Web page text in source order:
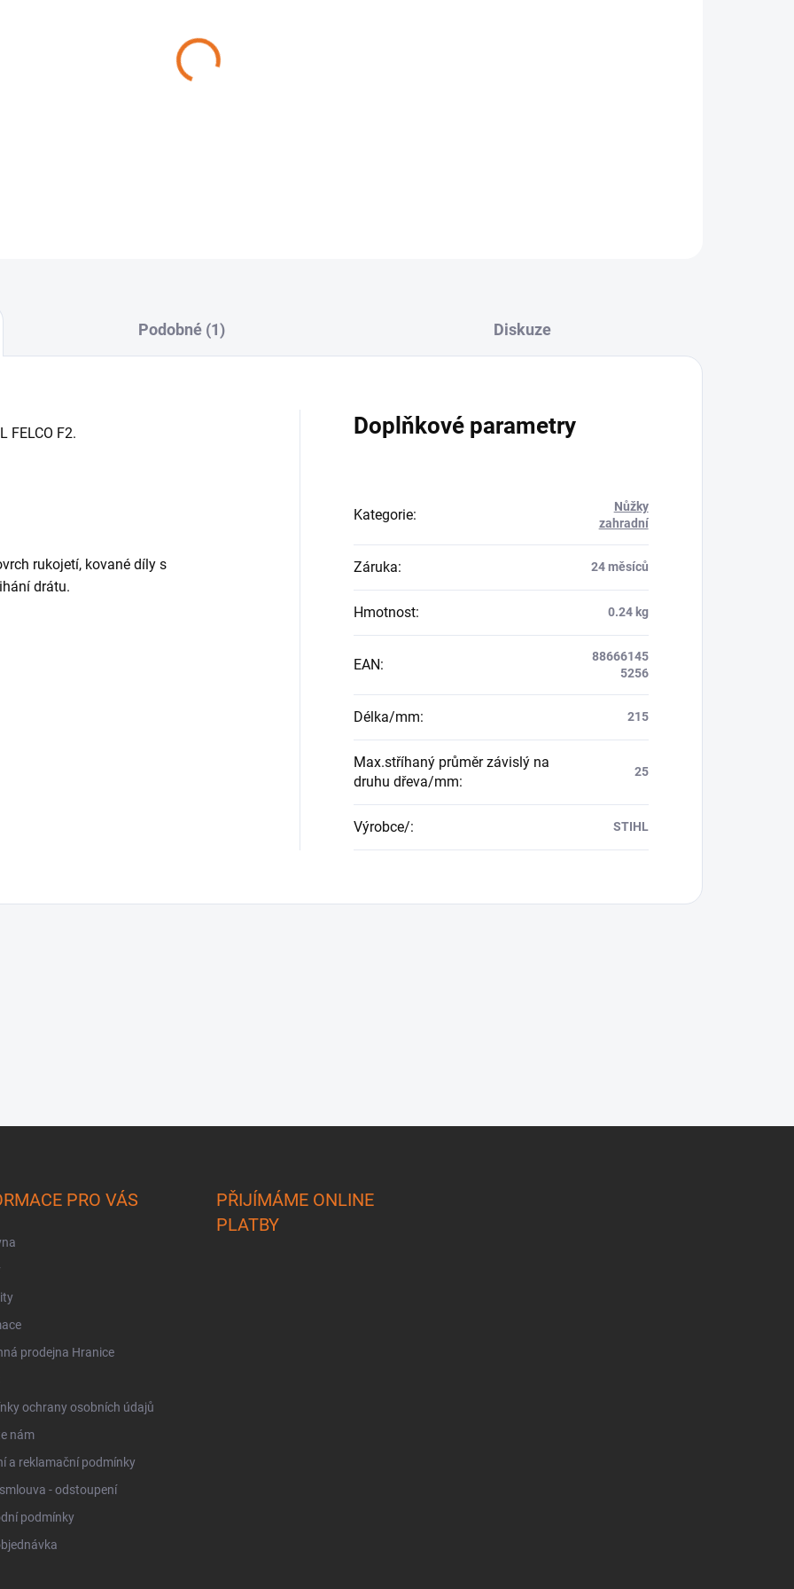
Podobné (1) Diskuze
FELCO F2.
rukojetí, kované díly s
drátu.
Doplňkové parametry
Kategorie:
Nůžky
zahradní
Záruka: 24 měsíců
Hmotnost: 0.24 kg
EAN:
88666145
5256
Délka/mm: 215
Max.stříhaný průměr závislý na
druhu dřeva/mm:
25
Výrobce/: STIHL
PRO VÁS
prodejna Hranice
ochrany osobních údajů
nám
a reklamační podmínky
- odstoupení
podmínky
PŘIJÍMÁME ONLINE
PLATBY